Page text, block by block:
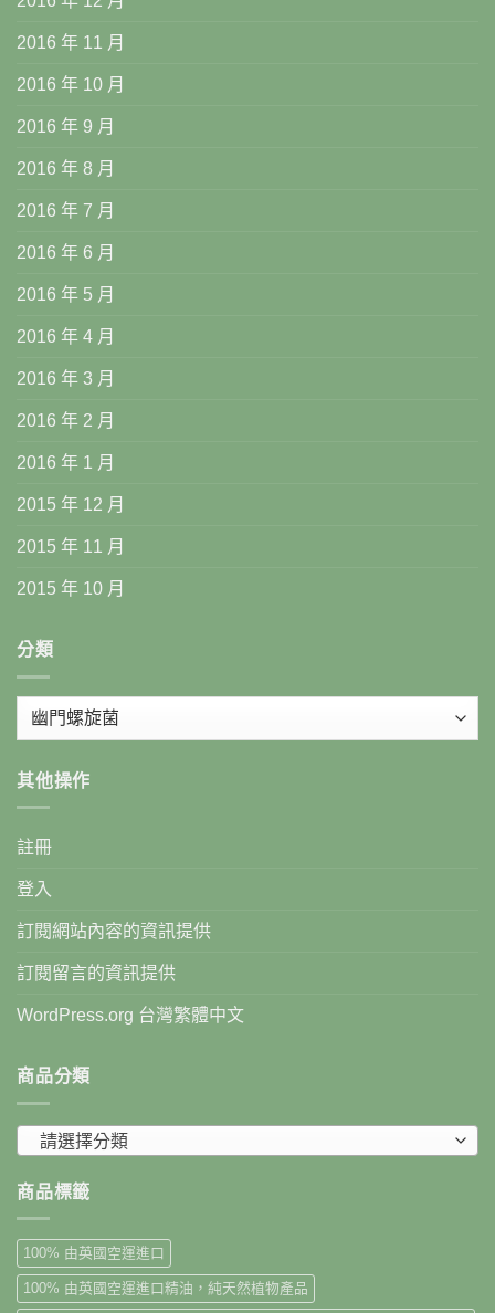
2016 年 11 月
2016 年 10 月
2016 年 9 月
2016 年 8 月
2016 年 7 月
2016 年 6 月
2016 年 5 月
2016 年 4 月
2016 年 3 月
2016 年 2 月
2016 年 1 月
2015 年 12 月
2015 年 11 月
2015 年 10 月
分類
其他操作
註冊
登入
訂閱網站內容的資訊提供
訂閱留言的資訊提供
WordPress.org 台灣繁體中文
商品分類
請選擇分類
商品標籤
100% 由英國空運進口
100% 由英國空運進口精油，純天然植物產品